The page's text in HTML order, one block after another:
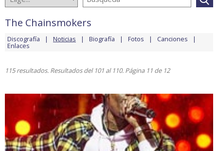
The Chainsmokers
Discografía Noticias Biografía Fotos Canciones
Enlaces
115 resultados. Resultados del 101 al 110. Página 11 de 12